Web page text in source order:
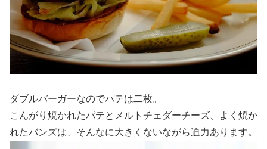
ダブルバーガーなのでパテは二枚。
こんがり焼かれたパテとメルトチェダーチーズ、よく焼か
れたバンズは、そんなに大きくないながら迫力あります。